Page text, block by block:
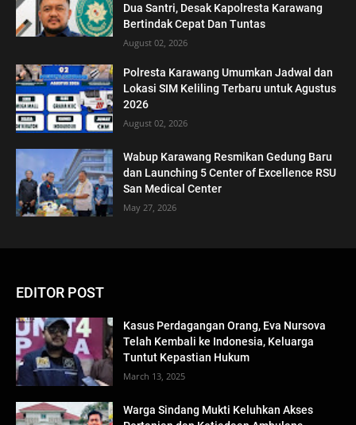
Dua Santri, Desak Kapolresta Karawang
Bertindak Cepat Dan Tuntas
August 02, 2026
Polresta Karawang Umumkan Jadwal dan
Lokasi SIM Keliling Terbaru untuk Agustus
2026
August 02, 2026
Wabup Karawang Resmikan Gedung Baru
dan Launching 5 Center of Excellence RSU
San Medical Center
May 27, 2026
EDITOR POST
Kasus Perdagangan Orang, Eva Nursova
Telah Kembali ke Indonesia, Keluarga
Tuntut Kepastian Hukum
March 13, 2025
Warga Sindang Mukti Keluhkan Akses